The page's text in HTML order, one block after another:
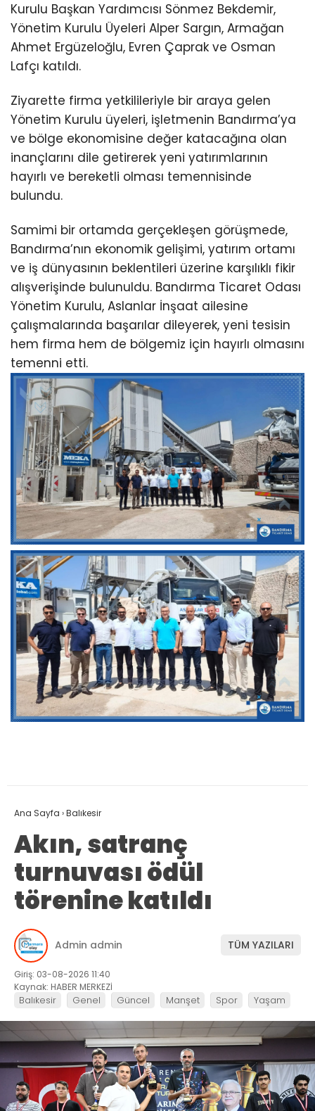
Kurulu Başkan Yardımcısı Sönmez Bekdemir,
Yönetim Kurulu Üyeleri Alper Sargın, Armağan
Ahmet Ergüzeloğlu, Evren Çaprak ve Osman
Lafçı katıldı.
Ziyarette firma yetkilileriyle bir araya gelen
Yönetim Kurulu üyeleri, işletmenin Bandırma’ya
ve bölge ekonomisine değer katacağına olan
inançlarını dile getirerek yeni yatırımlarının
hayırlı ve bereketli olması temennisinde
bulundu.
Samimi bir ortamda gerçekleşen görüşmede,
Bandırma’nın ekonomik gelişimi, yatırım ortamı
ve iş dünyasının beklentileri üzerine karşılıklı fikir
alışverişinde bulunuldu. Bandırma Ticaret Odası
Yönetim Kurulu, Aslanlar İnşaat ailesine
çalışmalarında başarılar dileyerek, yeni tesisin
hem firma hem de bölgemiz için hayırlı olmasını
temenni etti.
Ana Sayfa ›Balıkesir
Akın, satranç
turnuvası ödül
törenine katıldı
Admin admin TÜM YAZILARI
Giriş: 03-08-2026 11:40
Kaynak: HABER MERKEZİ
Balıkesir Genel Güncel Manşet Spor Yaşam